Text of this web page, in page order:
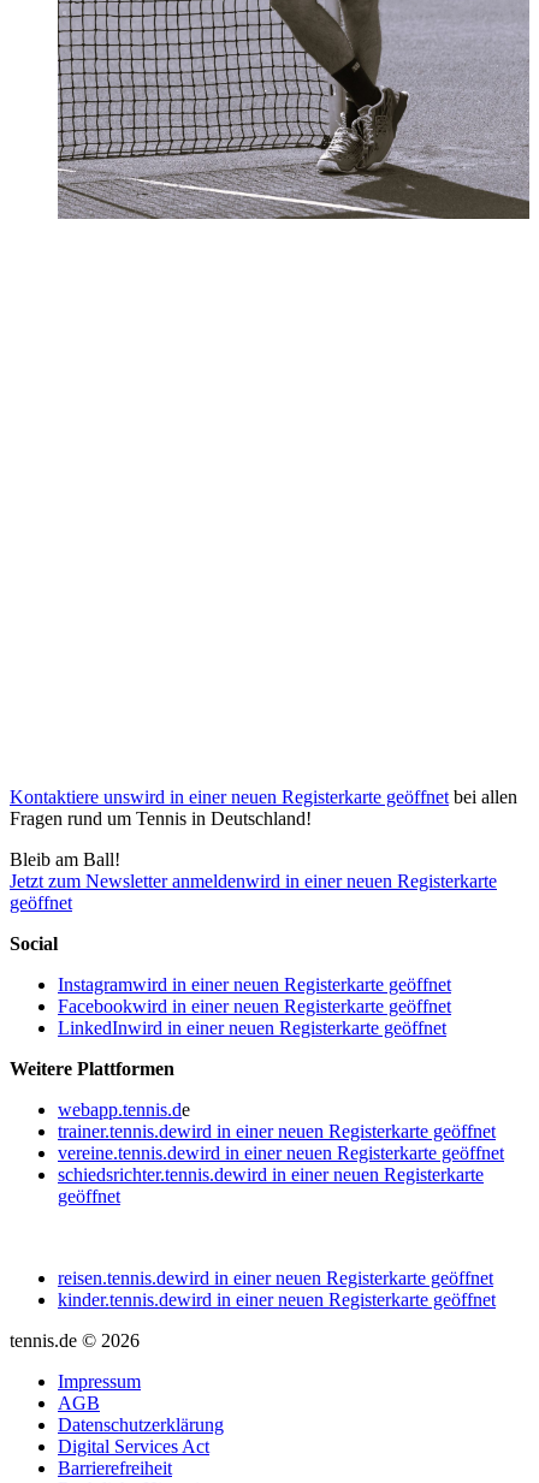
Kontaktiere unswird in einer neuen Registerkarte geöffnet bei allen
Fragen rund um Tennis in Deutschland!
Bleib am Ball!
Jetzt zum Newsletter anmeldenwird in einer neuen Registerkarte
geöffnet
Social
Instagramwird in einer neuen Registerkarte geöffnet
Facebookwird in einer neuen Registerkarte geöffnet
LinkedInwird in einer neuen Registerkarte geöffnet
Weitere Plattformen
webapp.tennis.de
trainer.tennis.dewird in einer neuen Registerkarte geöffnet
vereine.tennis.dewird in einer neuen Registerkarte geöffnet
schiedsrichter.tennis.dewird in einer neuen Registerkarte
geöffnet
reisen.tennis.dewird in einer neuen Registerkarte geöffnet
kinder.tennis.dewird in einer neuen Registerkarte geöffnet
tennis.de © 2026
Impressum
AGB
Datenschutzerklärung
Digital Services Act
Barrierefreiheit